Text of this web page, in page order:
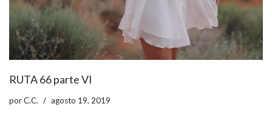
RUTA 66 parte VI
porC.C. agosto 19, 2019